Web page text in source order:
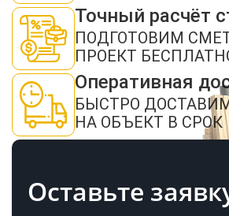
Точный расчёт
ПОДГОТОВИМ
ПРОЕКТ
Оперативная
БЫСТРО
НА ОБЪЕКТ В СРОК
Оставьте
Нажимая кнопку "Отправить", я даю своё согласие
персональных данных в соответствии с ФЗ от
персональных данных", на условиях и для целей,
конфиденциальности
ОТПРАВИТЬ